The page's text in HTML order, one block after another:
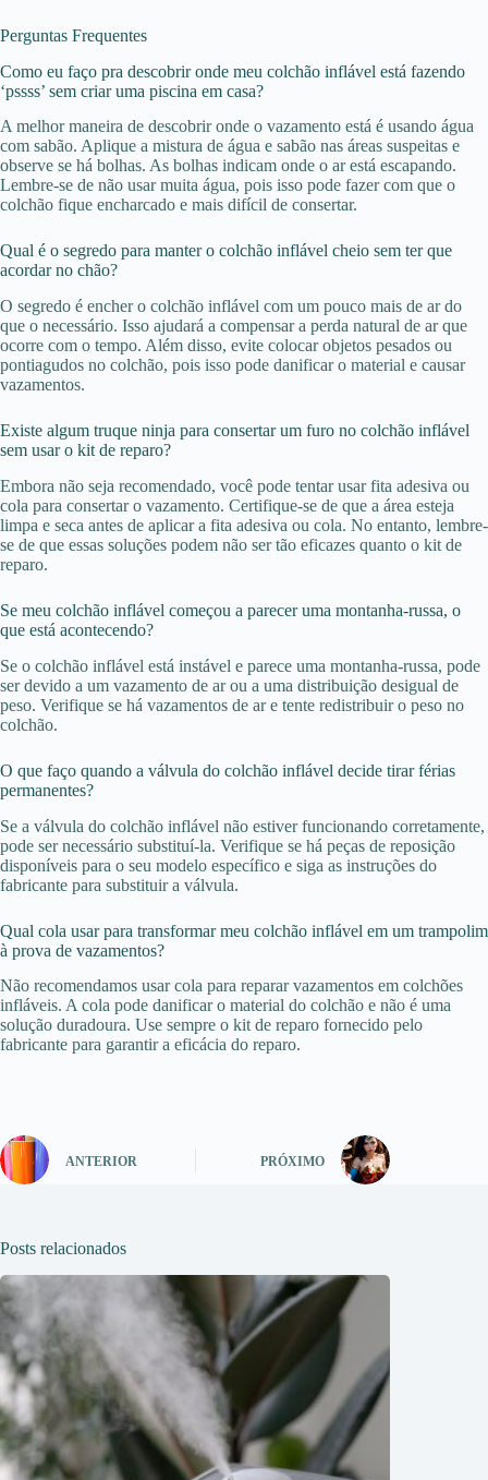
Perguntas Frequentes
Como eu faço pra descobrir onde meu colchão inflável está fazendo
‘pssss’ sem criar uma piscina em casa?
A melhor maneira de descobrir onde o vazamento está é usando água
com sabão. Aplique a mistura de água e sabão nas áreas suspeitas e
observe se há bolhas. As bolhas indicam onde o ar está escapando.
Lembre-se de não usar muita água, pois isso pode fazer com que o
colchão fique encharcado e mais difícil de consertar.
Qual é o segredo para manter o colchão inflável cheio sem ter que
acordar no chão?
O segredo é encher o colchão inflável com um pouco mais de ar do
que o necessário. Isso ajudará a compensar a perda natural de ar que
ocorre com o tempo. Além disso, evite colocar objetos pesados ​​ou
pontiagudos no colchão, pois isso pode danificar o material e causar
vazamentos.
Existe algum truque ninja para consertar um furo no colchão inflável
sem usar o kit de reparo?
Embora não seja recomendado, você pode tentar usar fita adesiva ou
cola para consertar o vazamento. Certifique-se de que a área esteja
limpa e seca antes de aplicar a fita adesiva ou cola. No entanto, lembre-
se de que essas soluções podem não ser tão eficazes quanto o kit de
reparo.
Se meu colchão inflável começou a parecer uma montanha-russa, o
que está acontecendo?
Se o colchão inflável está instável e parece uma montanha-russa, pode
ser devido a um vazamento de ar ou a uma distribuição desigual de
peso. Verifique se há vazamentos de ar e tente redistribuir o peso no
colchão.
O que faço quando a válvula do colchão inflável decide tirar férias
permanentes?
Se a válvula do colchão inflável não estiver funcionando corretamente,
pode ser necessário substituí-la. Verifique se há peças de reposição
disponíveis para o seu modelo específico e siga as instruções do
fabricante para substituir a válvula.
Qual cola usar para transformar meu colchão inflável em um trampolim
à prova de vazamentos?
Não recomendamos usar cola para reparar vazamentos em colchões
infláveis. A cola pode danificar o material do colchão e não é uma
solução duradoura. Use sempre o kit de reparo fornecido pelo
fabricante para garantir a eficácia do reparo.
ANTERIOR PRÓXIMO
Posts relacionados